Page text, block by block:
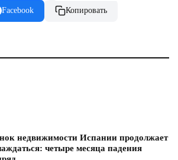
Facebook Копировать
недвижимости Испании продолжает
четыре месяца падения